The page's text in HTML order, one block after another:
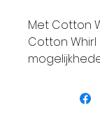
Met Cotton
Cotton